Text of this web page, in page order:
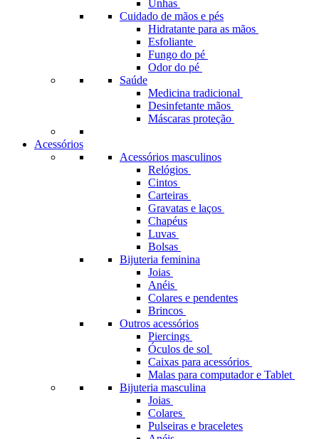
Unhas
Cuidado de mãos e pés
Hidratante para as mãos
Esfoliante
Fungo do pé
Odor do pé
Saúde
Medicina tradicional
Desinfetante mãos
Máscaras proteção
Acessórios
Acessórios masculinos
Relógios
Cintos
Carteiras
Gravatas e laços
Chapéus
Luvas
Bolsas
Bijuteria feminina
Joias
Anéis
Colares e pendentes
Brincos
Outros acessórios
Piercings
Óculos de sol
Caixas para acessórios
Malas para computador e Tablet
Bijuteria masculina
Joias
Colares
Pulseiras e braceletes